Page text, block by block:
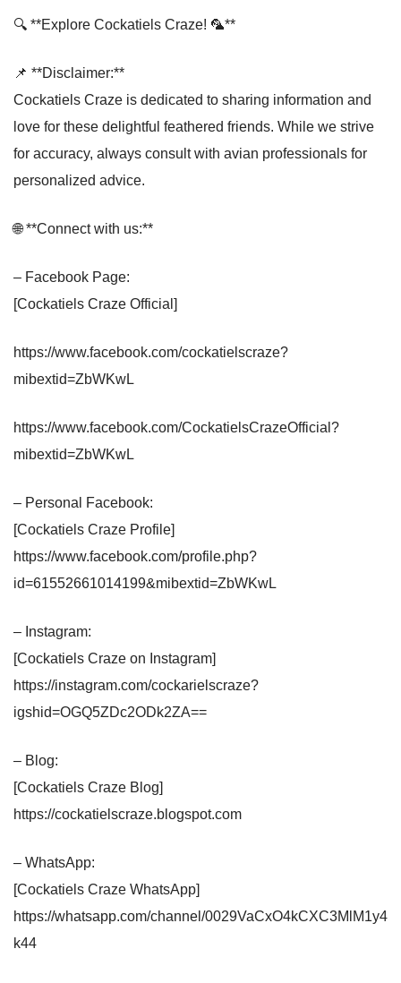
🔍 **Explore Cockatiels Craze! 🦜**
📌 **Disclaimer:**
Cockatiels Craze is dedicated to sharing information and
love for these delightful feathered friends. While we strive
for accuracy, always consult with avian professionals for
personalized advice.
🌐 **Connect with us:**
– Facebook Page:
[Cockatiels Craze Official]
https://www.facebook.com/cockatielscraze?
mibextid=ZbWKwL
https://www.facebook.com/CockatielsCrazeOfficial?
mibextid=ZbWKwL
– Personal Facebook:
[Cockatiels Craze Profile]
https://www.facebook.com/profile.php?
id=61552661014199&mibextid=ZbWKwL
– Instagram:
[Cockatiels Craze on Instagram]
https://instagram.com/cockarielscraze?
igshid=OGQ5ZDc2ODk2ZA==
– Blog:
[Cockatiels Craze Blog]
https://cockatielscraze.blogspot.com
– WhatsApp:
[Cockatiels Craze WhatsApp]
https://whatsapp.com/channel/0029VaCxO4kCXC3MlM1y4
k44